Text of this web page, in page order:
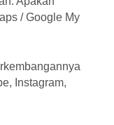
/ Google My
Instagram,